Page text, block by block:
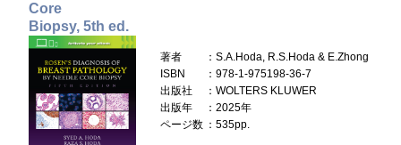
Core
Biopsy, 5th ed.
著者
：S.A.Hoda, R.S.Hoda & E.Zhong
ISBN
：978-1-975198-36-7
出版社
：WOLTERS KLUWER
出版年
：2025年
ページ数 ：535pp.